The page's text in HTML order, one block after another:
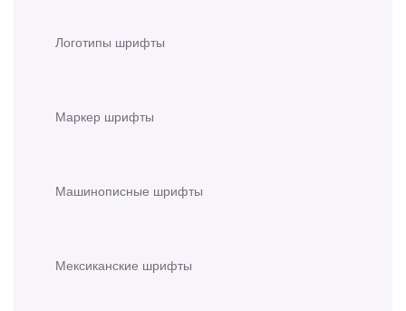
Логотипы шрифты
Маркер шрифты
Машинописные шрифты
Мексиканские шрифты